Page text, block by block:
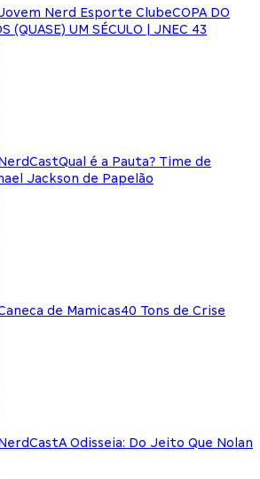
Nerd Esporte ClubeCOPA DO
(QUASE) UM SÉCULO | JNEC 43
Qual é a Pauta? Time de
Jackson de Papelão
de Mamicas40 Tons de Crise
A Odisseia: Do Jeito Que Nolan